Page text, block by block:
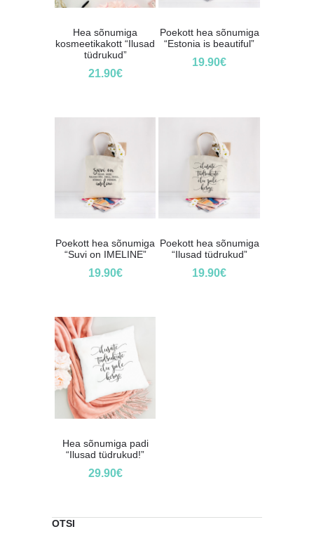
Hea sõnumiga
kosmeetikakott “Ilusad
tüdrukud”
21.90€
Poekott hea sõnumiga
“Estonia is beautiful”
19.90€
Poekott hea sõnumiga
“Suvi on IMELINE”
19.90€
Poekott hea sõnumiga
“Ilusad tüdrukud”
19.90€
Hea sõnumiga padi
“Ilusad tüdrukud!”
29.90€
OTSI